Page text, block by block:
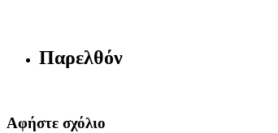
Παρελθόν
Αφήστε σχόλιο